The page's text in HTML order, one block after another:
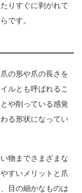
りすぐに剥がれて
です。
の形や爪の長さを
ルとも呼ばれるこ
や削っている感覚
る形状になってい
物までさまざまな
すいメリットと爪
目の細かなものは